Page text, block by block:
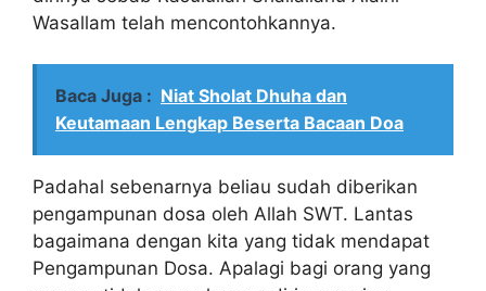
Wasallam telah mencontohkannya.
Baca Juga : Niat Sholat Dhuha dan
Keutamaan Lengkap Beserta Bacaan Doa
Padahal sebenarnya beliau sudah diberikan
pengampunan dosa oleh Allah SWT. Lantas
bagaimana dengan kita yang tidak mendapat
Pengampunan Dosa. Apalagi bagi orang yang